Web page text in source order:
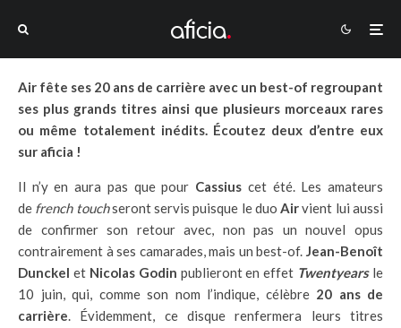
Air fête ses 20 ans de carrière avec un best-of regroupant
ses plus grands titres ainsi que plusieurs morceaux rares
ou même totalement inédits. Écoutez deux d’entre eux
sur aficia !
Il n’y en aura pas que pour Cassius cet été. Les amateurs
de french touchseront servis puisque le duoAirvient lui aussi
de confirmer son retour avec, non pas un nouvel opus
contrairement à ses camarades, mais un best-of. Jean-Benoît
Dunckel et Nicolas Godin publieront en effet Twentyears le
10 juin, qui, comme son nom l’indique, célèbre 20 ans de
carrière. Évidemment, ce disque renfermera leurs titres